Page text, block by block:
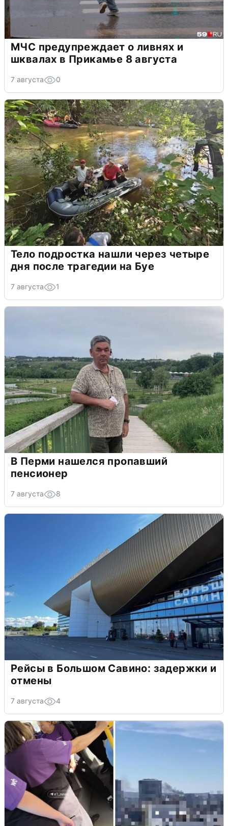
МЧС предупреждает о ливнях и
шквалах в Прикамье 8 августа
7 августа 0
Тело подростка нашли через четыре
дня после трагедии на Буе
7 августа 1
В Перми нашелся пропавший
пенсионер
7 августа 8
Рейсы в Большом Савино: задержки и
отмены
7 августа 4